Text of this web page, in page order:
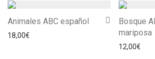
Animales ABC español
18,00€
Bosque
mariposa
12,00€